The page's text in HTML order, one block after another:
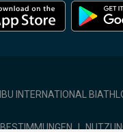
INTERNATIONAL
|